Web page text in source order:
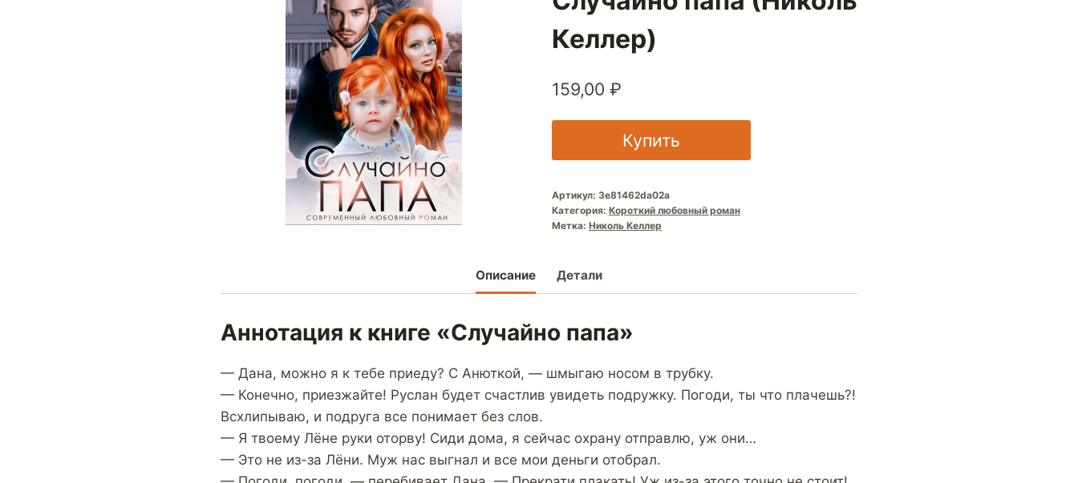
Келлер)
159,00 ₽
Купить
Артикул: 3e81462da02a
Категория: Короткий любовный роман
Метка: Николь Келлер
Описание Детали
Аннотация к книге «Случайно папа»
— Дана, можно я к тебе приеду? С Анюткой, — шмыгаю носом в трубку.
— Конечно, приезжайте! Руслан будет счастлив увидеть подружку. Погоди, ты что плачешь?!
Всхлипываю, и подруга все понимает без слов.
— Я твоему Лёне руки оторву! Сиди дома, я сейчас охрану отправлю, уж они…
— Это не из-за Лёни. Муж нас выгнал и все мои деньги отобрал.